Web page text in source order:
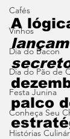
Cafés
Vinhos
Dia do Bacon
Dia do Pão de
Festa Junina
Conheça Seu
Histórias
A
palco